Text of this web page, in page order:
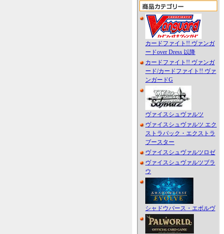
カードファイト!! ヴァンガ
ードover Dress 以降
カードファイト!! ヴァンガ
ード/カードファイト!! ヴァ
ンガードG
ヴァイスシュヴァルツ
ヴァイスシュヴァルツ エク
ストラパック・エクストラ
ブースター
ヴァイスシュヴァルツロゼ
ヴァイスシュヴァルツブラ
ウ
シャドウバース・エボルヴ